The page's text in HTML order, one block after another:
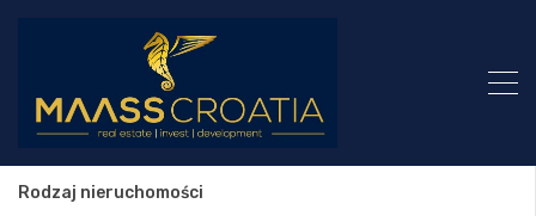
Rodzaj nieruchomości